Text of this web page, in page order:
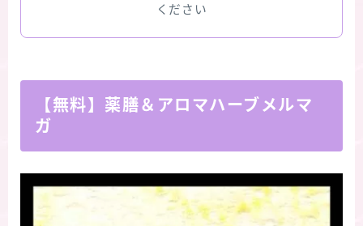
ください
【無料】薬膳＆アロマハーブメルマ
ガ